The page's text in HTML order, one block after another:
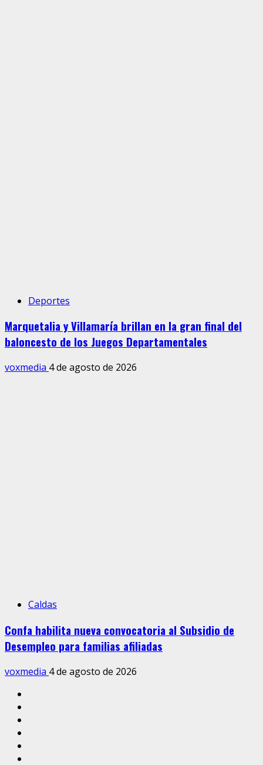
Deportes
Marquetalia y Villamaría brillan en la gran final del
baloncesto de los Juegos Departamentales
voxmedia 4 de agosto de 2026
Caldas
Confa habilita nueva convocatoria al Subsidio de
Desempleo para familias afiliadas
voxmedia 4 de agosto de 2026